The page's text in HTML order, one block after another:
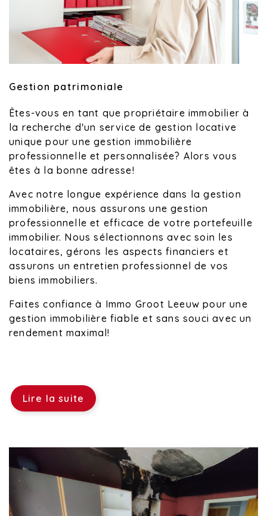
Gestion patrimoniale
Êtes-vous en tant que propriétaire immobilier à
la recherche d'un service de gestion locative
unique pour une gestion immobilière
professionnelle et personnalisée? Alors vous
êtes à la bonne adresse!
Avec notre longue expérience dans la gestion
immobilière, nous assurons une gestion
professionnelle et efficace de votre portefeuille
immobilier. Nous sélectionnons avec soin les
locataires, gérons les aspects financiers et
assurons un entretien professionnel de vos
biens immobiliers.
Faites confiance à Immo Groot Leeuw pour une
gestion immobilière fiable et sans souci avec un
rendement maximal!
Lire la suite